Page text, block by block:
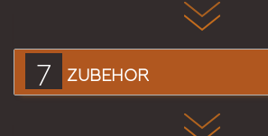
7 ZUBEHÖR